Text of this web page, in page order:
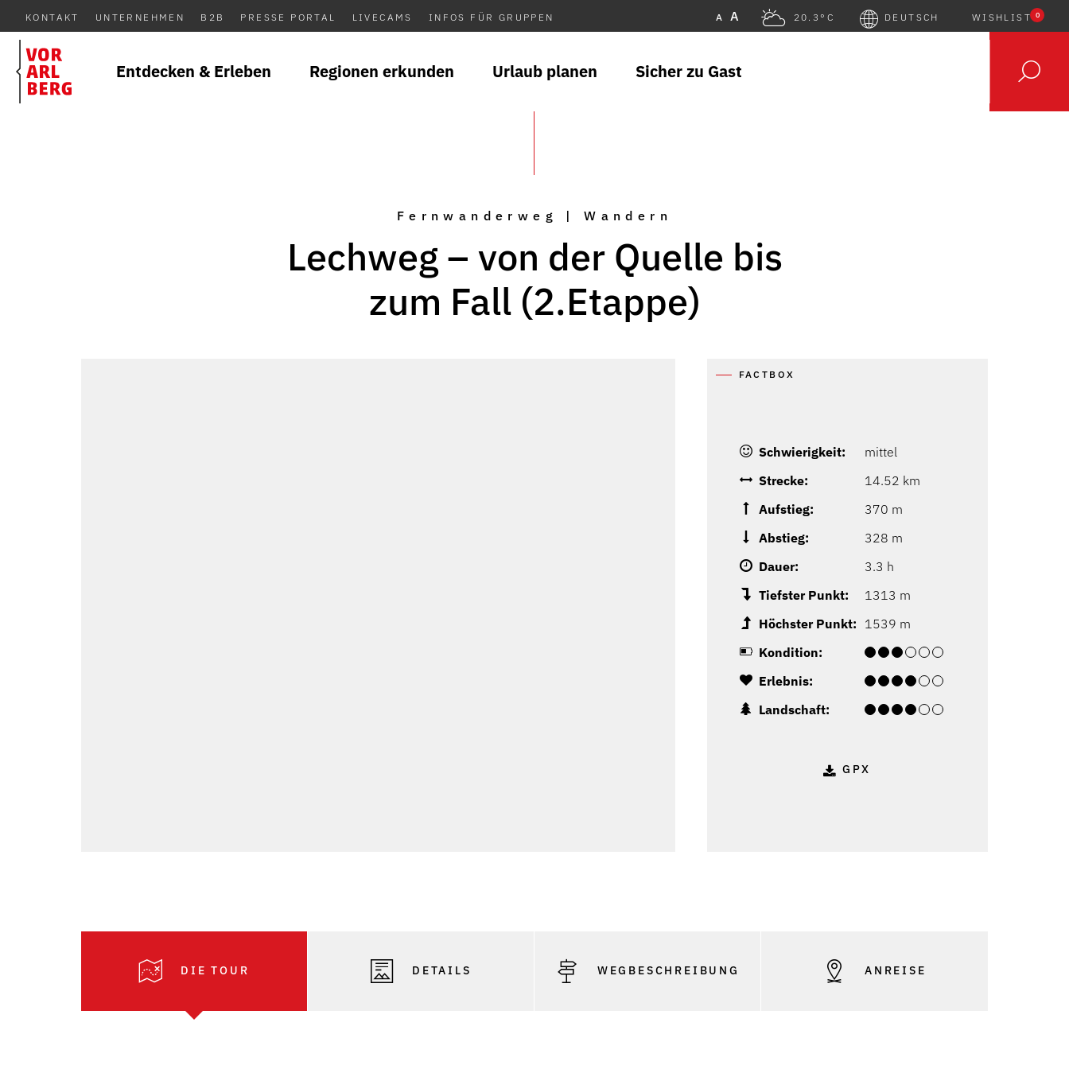
KONTAKT UNTERNEHMEN B2B PRESSE PORTAL LIVECAMS INFOS FÜR GRUPPEN A A 20.3°C DEUTSCH WISHLIST 0
Entdecken & Erleben Regionen erkunden Urlaub planen Sicher zu Gast
Fernwanderweg | Wandern
Lechweg – von der Quelle bis
zum Fall (2.Etappe)
FACTBOX
Schwierigkeit:
mittel
Strecke:
14.52 km
Aufstieg:
370 m
Abstieg:
328 m
Dauer:
3.3 h
Tiefster Punkt:
1313 m
Höchster Punkt: 1539 m
Kondition:
Erlebnis:
Landschaft:
GPX
DIE TOUR DETAILS WEGBESCHREIBUNG ANREISE